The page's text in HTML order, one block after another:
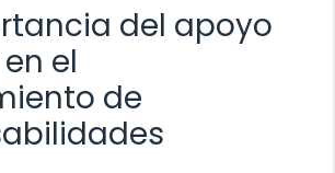
del apoyo
el
de